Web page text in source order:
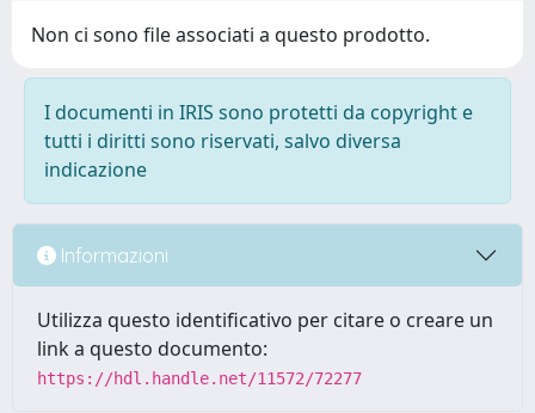
Non ci sono file associati a questo prodotto.
I documenti in IRIS sono protetti da copyright e
tutti i diritti sono riservati, salvo diversa
indicazione
Informazioni
Utilizza questo identificativo per citare o creare un
link a questo documento:
https://hdl.handle.net/11572/72277